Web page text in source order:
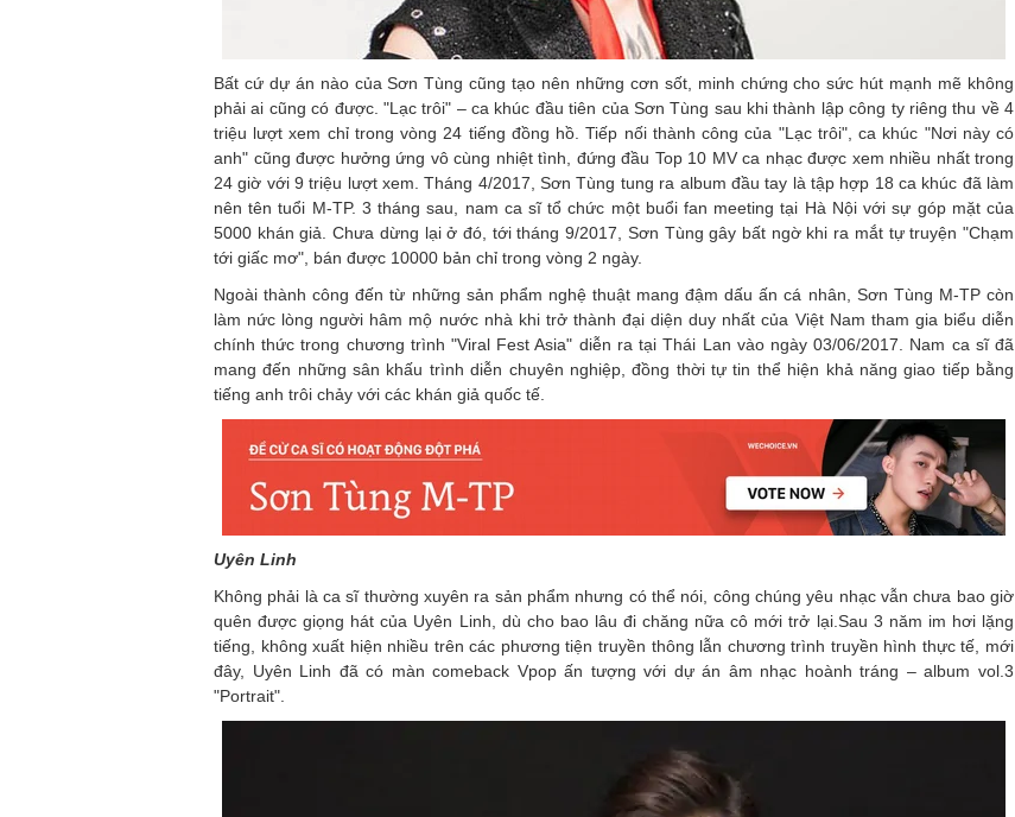
Bất cứ dự án nào của Sơn Tùng cũng tạo nên những cơn sốt, minh chứng cho sức hút mạnh mẽ không
phải ai cũng có được. "Lạc trôi" – ca khúc đầu tiên của Sơn Tùng sau khi thành lập công ty riêng thu về 4
triệu lượt xem chỉ trong vòng 24 tiếng đồng hồ. Tiếp nối thành công của "Lạc trôi", ca khúc "Nơi này có
anh" cũng được hưởng ứng vô cùng nhiệt tình, đứng đầu Top 10 MV ca nhạc được xem nhiều nhất trong
24 giờ với 9 triệu lượt xem. Tháng 4/2017, Sơn Tùng tung ra album đầu tay là tập hợp 18 ca khúc đã làm
nên tên tuổi M-TP. 3 tháng sau, nam ca sĩ tổ chức một buổi fan meeting tại Hà Nội với sự góp mặt của
5000 khán giả. Chưa dừng lại ở đó, tới tháng 9/2017, Sơn Tùng gây bất ngờ khi ra mắt tự truyện "Chạm
tới giấc mơ", bán được 10000 bản chỉ trong vòng 2 ngày.
Ngoài thành công đến từ những sản phẩm nghệ thuật mang đậm dấu ấn cá nhân, Sơn Tùng M-TP còn
làm nức lòng người hâm mộ nước nhà khi trở thành đại diện duy nhất của Việt Nam tham gia biểu diễn
chính thức trong chương trình "Viral Fest Asia" diễn ra tại Thái Lan vào ngày 03/06/2017. Nam ca sĩ đã
mang đến những sân khấu trình diễn chuyên nghiệp, đồng thời tự tin thể hiện khả năng giao tiếp bằng
tiếng anh trôi chảy với các khán giả quốc tế.
Uyên Linh
Không phải là ca sĩ thường xuyên ra sản phẩm nhưng có thể nói, công chúng yêu nhạc vẫn chưa bao giờ
quên được giọng hát của Uyên Linh, dù cho bao lâu đi chăng nữa cô mới trở lại.Sau 3 năm im hơi lặng
tiếng, không xuất hiện nhiều trên các phương tiện truyền thông lẫn chương trình truyền hình thực tế, mới
đây, Uyên Linh đã có màn comeback Vpop ấn tượng với dự án âm nhạc hoành tráng – album vol.3
"Portrait".